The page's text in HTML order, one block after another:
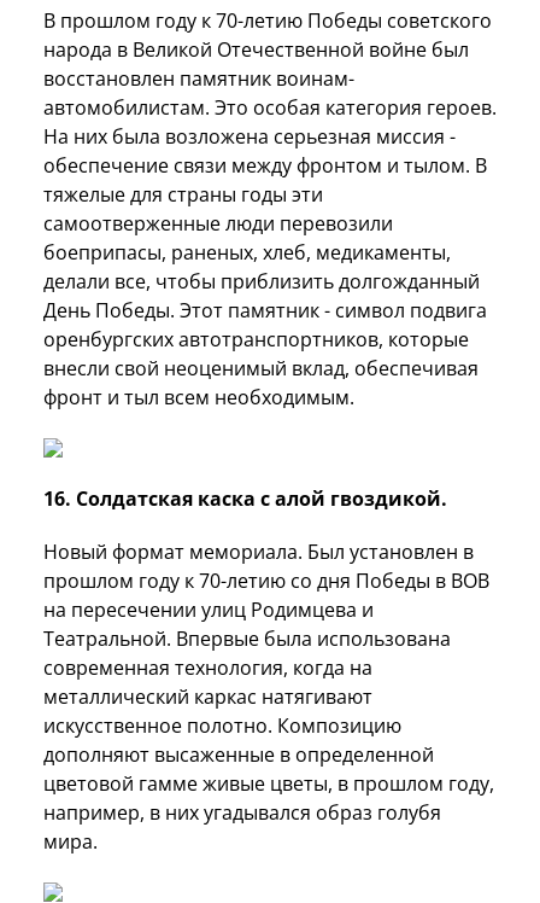
В прошлом году к 70-летию Победы советского
народа в Великой Отечественной войне был
восстановлен памятник воинам-
автомобилистам. Это особая категория героев.
На них была возложена серьезная миссия -
обеспечение связи между фронтом и тылом. В
тяжелые для страны годы эти
самоотверженные люди перевозили
боеприпасы, раненых, хлеб, медикаменты,
делали все, чтобы приблизить долгожданный
День Победы. Этот памятник - символ подвига
оренбургских автотранспортников, которые
внесли свой неоценимый вклад, обеспечивая
фронт и тыл всем необходимым.
16. Солдатская каска с алой гвоздикой.
Новый формат мемориала. Был установлен в
прошлом году к 70-летию со дня Победы в ВОВ
на пересечении улиц Родимцева и
Театральной. Впервые была использована
современная технология, когда на
металлический каркас натягивают
искусственное полотно. Композицию
дополняют высаженные в определенной
цветовой гамме живые цветы, в прошлом году,
например, в них угадывался образ голубя
мира.